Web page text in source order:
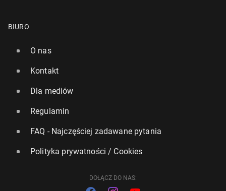
BIURO
O nas
Kontakt
Dla mediów
Regulamin
FAQ - Najczęściej zadawane pytania
Polityka prywatności / Cookies
DOŁĄCZ DO NAS: